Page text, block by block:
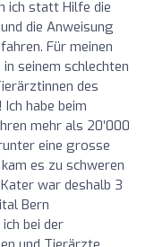
ich statt Hilfe die
die Anweisung
Für meinen
seinem schlechten
des
habe beim
mehr als 20’000
eine grosse
es zu schweren
war deshalb 3
Bern
bei der